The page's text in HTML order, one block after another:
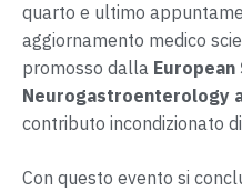
quarto e ultimo
aggiornamento medico
promosso dalla
Neurogastroenterology
contributo incondizionato di
Con questo evento si